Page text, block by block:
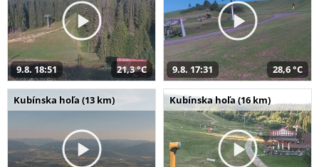
9.8. 18:51 21,3 °C 9.8. 17:31 28,6 °C
Kubínska hoľa (13 km) Kubínska hoľa (16 km)